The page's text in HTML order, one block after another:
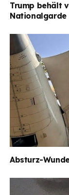
Trump behält
Nationalgarde
Absturz-